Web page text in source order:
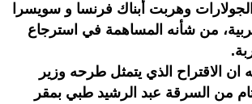
الجولارات وهربت أبناك فرنسا و سويسرا
من شأنه المساهمة في استرجاع
الاقتراح الذي يتمثل طرحه وزير
من السرقة عبد الرشيد طبي بمقر